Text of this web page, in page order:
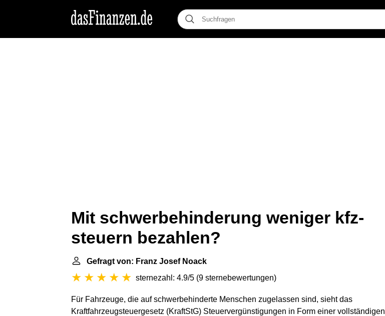
Mit schwerbehinderung weniger kfz-
steuern bezahlen?
Gefragt von: Franz Josef Noack
sternezahl: 4.9/5 (9 sternebewertungen)
Für Fahrzeuge, die auf schwerbehinderte Menschen zugelassen sind, sieht das
Kraftfahrzeugsteuergesetz (KraftStG) Steuervergünstigungen in Form einer vollständigen